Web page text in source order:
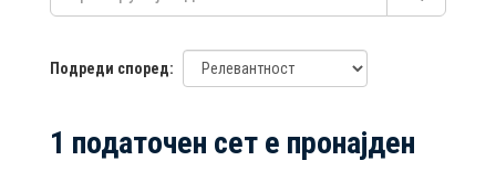
Подреди според
1 податочен сет е пронајден